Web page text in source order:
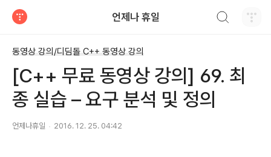
언제나 휴일
동영상 강의/디딤돌 C++ 동영상 강의
[C++ 무료 동영상 강의] 69. 최
종 실습 – 요구 분석 및 정의
언제나휴일 2016. 12. 25. 04:42